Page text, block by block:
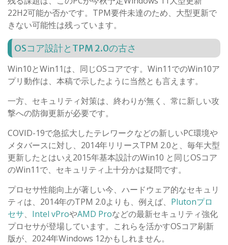
22H2可能か否かです。TPM要件未達のため、大型更新で
きない可能性は残っています。
OSコア設計とTPM 2.0の古さ
Win10とWin11は、同じOSコアです。Win11でのWin10ア
プリ動作は、本稿で示したように当然とも言えます。
一方、セキュリティ対策は、終わりが無く、常に新しい攻
撃への防御更新が必要です。
COVID-19で急拡大したテレワークなどの新しいPC環境や
メタバースに対し、2014年リリースTPM 2.0と、毎年大型
更新したとはいえ2015年基本設計のWin10 と同じOSコア
のWin11で、セキュリティ上十分かは疑問です。
プロセサ性能向上が著しい今、ハードウェア的なセキュリ
ティは、2014年のTPM 2.0よりも、例えば、 Plutonプロ
セサ、 Intel vProやAMD Proなどの最新セキュリティ強化
プロセサが登場しています。これらを活かすOSコア刷新
版が、2024年Windows 12かもしれません。